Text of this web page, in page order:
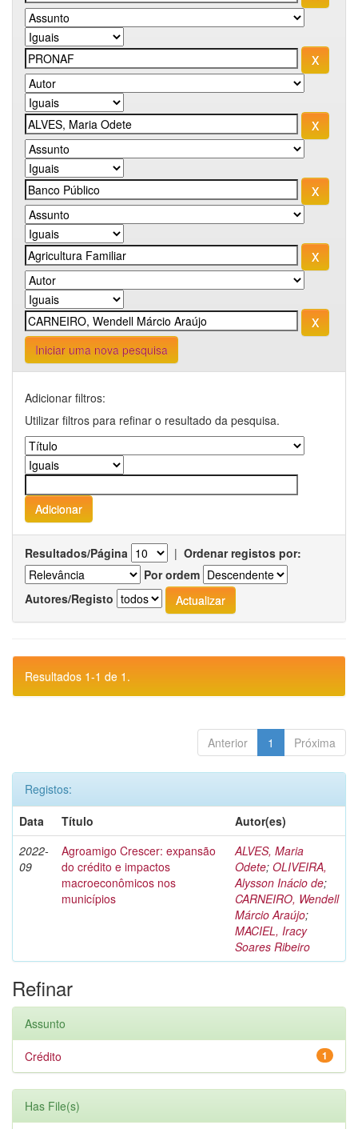
Iniciar uma nova pesquisa
Adicionar filtros:
Utilizar filtros para refinar o resultado da pesquisa.
Resultados/Página | Ordenar registos por:
Por ordem
Autores/Registo
Resultados 1-1 de 1.
Anterior 1 Próxima
Registos:
Data
Título
Autor(es)
2022-
09
Agroamigo Crescer: expansão
do crédito e impactos
macroeconômicos nos
municípios
ALVES, Maria
Odete; OLIVEIRA,
Alysson Inácio de;
CARNEIRO, Wendell
Márcio Araújo;
MACIEL, Iracy
Soares Ribeiro
Refinar
Assunto
1
Crédito
Has File(s)